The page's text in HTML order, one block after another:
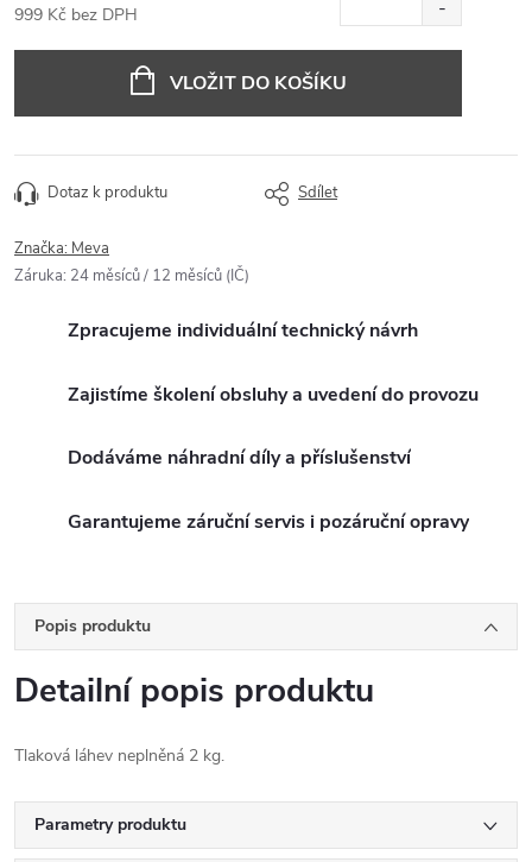
999 Kč bez DPH
VLOŽIT DO KOŠÍKU
Dotaz k produktu Sdílet
Značka: Meva
Záruka: 24 měsíců / 12 měsíců (IČ)
Zpracujeme individuální technický návrh
Zajistíme školení obsluhy a uvedení do provozu
Dodáváme náhradní díly a příslušenství
Garantujeme záruční servis i pozáruční opravy
Popis produktu
Detailní popis produktu
Tlaková láhev neplněná 2 kg.
Parametry produktu